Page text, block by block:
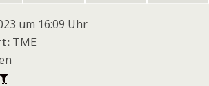
um 16:09 Uhr
TME